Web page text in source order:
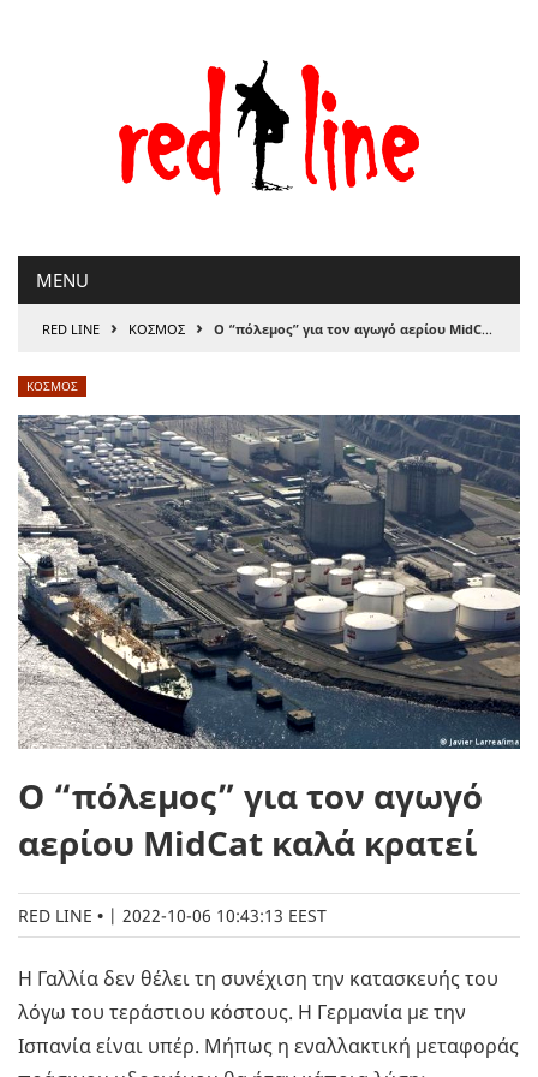
MENU
RED LINE › ΚΟΣΜΟΣ › O “πόλεμος” για τον αγωγό αερίου MidCat καλά κρατεί
ΚΟΣΜΟΣ
O “πόλεμος” για τον αγωγό
αερίου MidCat καλά κρατεί
RED LINE | 2022-10-06 10:43:13 EEST
Η Γαλλία δεν θέλει τη συνέχιση την κατασκευής του
λόγω του τεράστιου κόστους. Η Γερμανία με την
Ισπανία είναι υπέρ. Μήπως η εναλλακτική μεταφοράς